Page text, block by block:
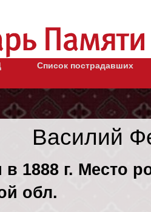
Список пострадавших
Василий
в 1888 г. Место
обл.